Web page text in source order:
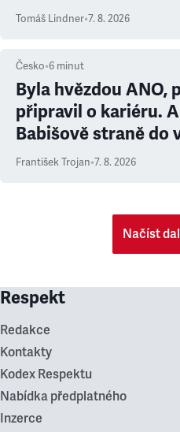
prioritu
Tomáš Lindner•7. 8. 2026
Česko•6 minut
Byla hvězdou ANO,
připravil o kariéru.
Babišově straně do
František Trojan•7. 8. 2026
Načíst
Respekt
Redakce
Kontakty
Kodex Respektu
Nabídka předplatného
Inzerce